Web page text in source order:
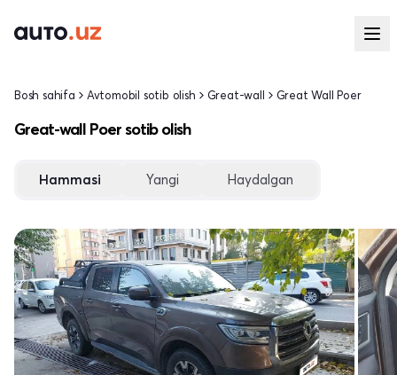
Bosh sahifa Avtomobil sotib olish Great-wall Great Wall Poer
Great-wall Poer sotib olish
Hammasi Yangi Haydalgan